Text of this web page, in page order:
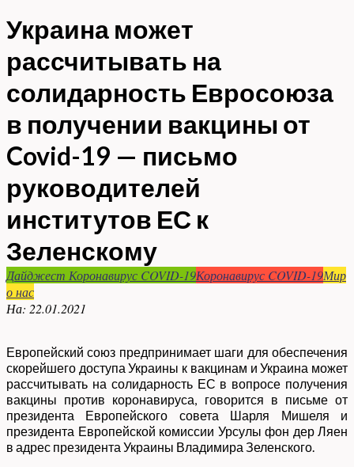
Украина может
рассчитывать на
солидарность Евросоюза
в получении вакцины от
Covid-19 — письмо
руководителей
институтов ЕС к
Зеленскому
Дайджест Коронавирус COVID-19Коронавирус COVID-19Мир
о нас
На: 22.01.2021
Европейский союз предпринимает шаги для обеспечения
скорейшего доступа Украины к вакцинам и Украина может
рассчитывать на солидарность ЕС в вопросе получения
вакцины против коронавируса, говорится в письме от
президента Европейского совета Шарля Мишеля и
президента Европейской комиссии Урсулы фон дер Ляен
в адрес президента Украины Владимира Зеленского.